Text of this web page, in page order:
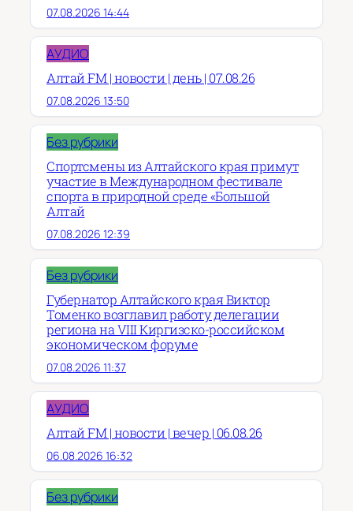
07.08.2026 14:44
АУДИО
Алтай FM | новости | день | 07.08.26
07.08.2026 13:50
Без рубрики
Спортсмены из Алтайского края примут
участие в Международном фестивале
спорта в природной среде «Большой
Алтай
07.08.2026 12:39
Без рубрики
Губернатор Алтайского края Виктор
Томенко возглавил работу делегации
региона на VIII Киргизско-российском
экономическом форуме
07.08.2026 11:37
АУДИО
Алтай FM | новости | вечер | 06.08.26
06.08.2026 16:32
Без рубрики